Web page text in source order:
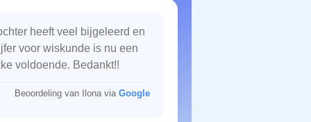
heeft veel bijgeleerd en
voor wiskunde is nu een
voldoende. Bedankt!!
Beoordeling van Ilona via Google